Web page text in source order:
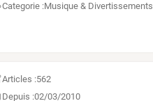
Categorie :Musique & Divertissements
Articles :562
Depuis :02/03/2010